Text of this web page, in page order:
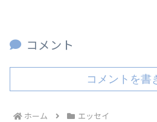
コメント
コメントを書
ホーム エッセイ